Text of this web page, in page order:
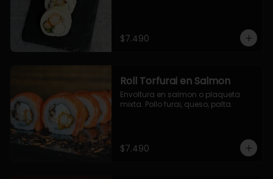
$7.490
Roll Torfurai en Salmon
Envoltura en salmon o plaqueta
mixta. Pollo furai, queso, palta.
$7.490